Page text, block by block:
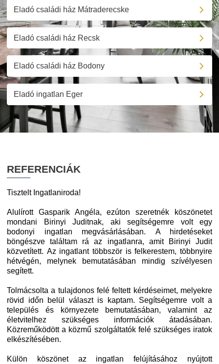
Eladó családi ház Mátraderecske
Eladó családi ház Recsk
Eladó családi ház Bodony
Eladó ingatlan Eger
REFERENCIÁK
Tisztelt Ingatlaniroda!
Alulírott Gasparik Angéla, ezúton szeretnék köszönetet
mondani Birinyi Juditnak, aki segítségemre volt egy
bodonyi ingatlan megvásárlásában. A hirdetéseket
böngészve találtam rá az ingatlanra, amit Birinyi Judit
közvetített. Az ingatlant többször is felkerestem, többnyire
hétvégén, melynek bemutatásában mindig szívélyesen
segített.
Tolmácsolta a tulajdonos felé feltett kérdéseimet, melyekre
rövid időn belül választ is kaptam. Segítségemre volt a
település és környezete bemutatásában, valamint az
életvitelhez szükséges információk átadásában.
Közreműködött a közmű szolgáltatók felé szükséges iratok
elkészítésében.
Külön köszönet az ingatlan felújításához nyújtott